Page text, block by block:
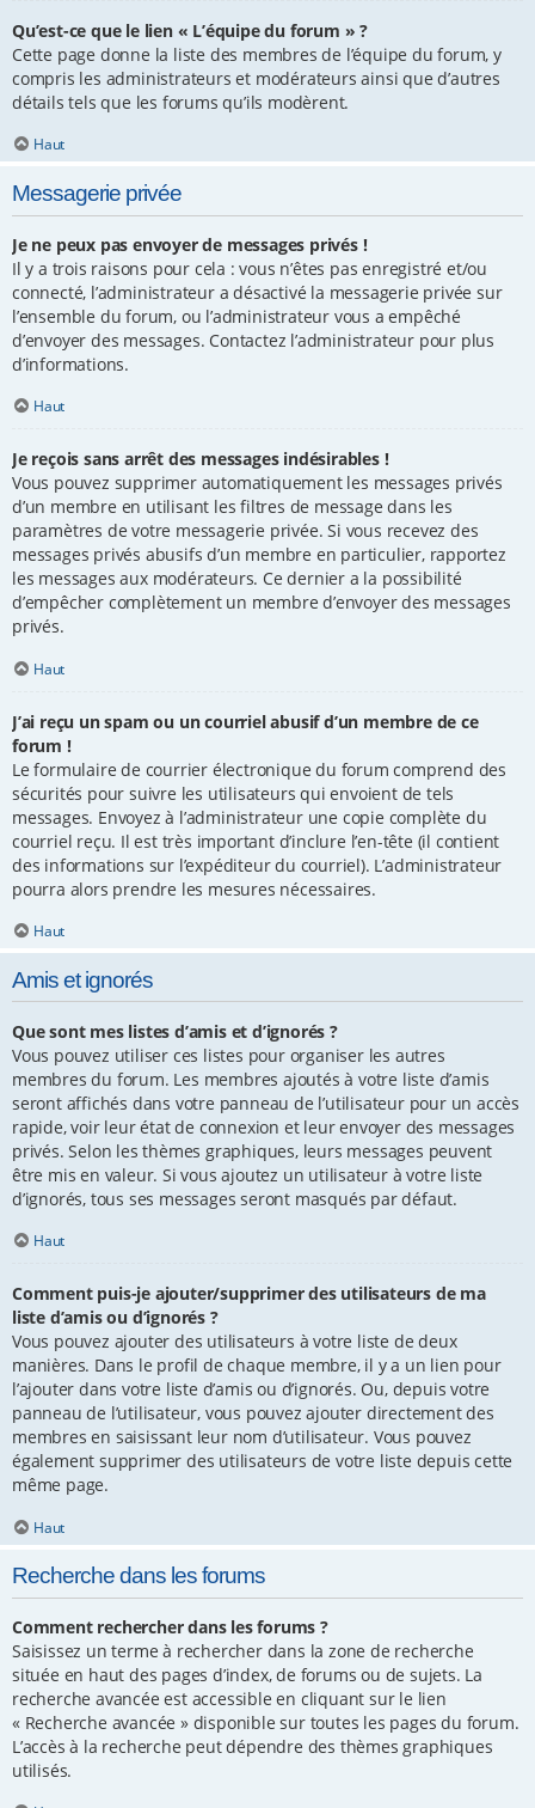
Qu’est-ce que le lien « L’équipe du forum » ?
Cette page donne la liste des membres de l’équipe du forum, y
compris les administrateurs et modérateurs ainsi que d’autres
détails tels que les forums qu’ils modèrent.
Haut
Messagerie privée
Je ne peux pas envoyer de messages privés !
Il y a trois raisons pour cela : vous n’êtes pas enregistré et/ou
connecté, l’administrateur a désactivé la messagerie privée sur
l’ensemble du forum, ou l’administrateur vous a empêché
d’envoyer des messages. Contactez l’administrateur pour plus
d’informations.
Haut
Je reçois sans arrêt des messages indésirables !
Vous pouvez supprimer automatiquement les messages privés
d’un membre en utilisant les filtres de message dans les
paramètres de votre messagerie privée. Si vous recevez des
messages privés abusifs d’un membre en particulier, rapportez
les messages aux modérateurs. Ce dernier a la possibilité
d’empêcher complètement un membre d’envoyer des messages
privés.
Haut
J’ai reçu un spam ou un courriel abusif d’un membre de ce
forum !
Le formulaire de courrier électronique du forum comprend des
sécurités pour suivre les utilisateurs qui envoient de tels
messages. Envoyez à l’administrateur une copie complète du
courriel reçu. Il est très important d’inclure l’en-tête (il contient
des informations sur l’expéditeur du courriel). L’administrateur
pourra alors prendre les mesures nécessaires.
Haut
Amis et ignorés
Que sont mes listes d’amis et d’ignorés ?
Vous pouvez utiliser ces listes pour organiser les autres
membres du forum. Les membres ajoutés à votre liste d’amis
seront affichés dans votre panneau de l’utilisateur pour un accès
rapide, voir leur état de connexion et leur envoyer des messages
privés. Selon les thèmes graphiques, leurs messages peuvent
être mis en valeur. Si vous ajoutez un utilisateur à votre liste
d’ignorés, tous ses messages seront masqués par défaut.
Haut
Comment puis-je ajouter/supprimer des utilisateurs de ma
liste d’amis ou d’ignorés ?
Vous pouvez ajouter des utilisateurs à votre liste de deux
manières. Dans le profil de chaque membre, il y a un lien pour
l’ajouter dans votre liste d’amis ou d’ignorés. Ou, depuis votre
panneau de l’utilisateur, vous pouvez ajouter directement des
membres en saisissant leur nom d’utilisateur. Vous pouvez
également supprimer des utilisateurs de votre liste depuis cette
même page.
Haut
Recherche dans les forums
Comment rechercher dans les forums ?
Saisissez un terme à rechercher dans la zone de recherche
située en haut des pages d’index, de forums ou de sujets. La
recherche avancée est accessible en cliquant sur le lien
« Recherche avancée » disponible sur toutes les pages du forum.
L’accès à la recherche peut dépendre des thèmes graphiques
utilisés.